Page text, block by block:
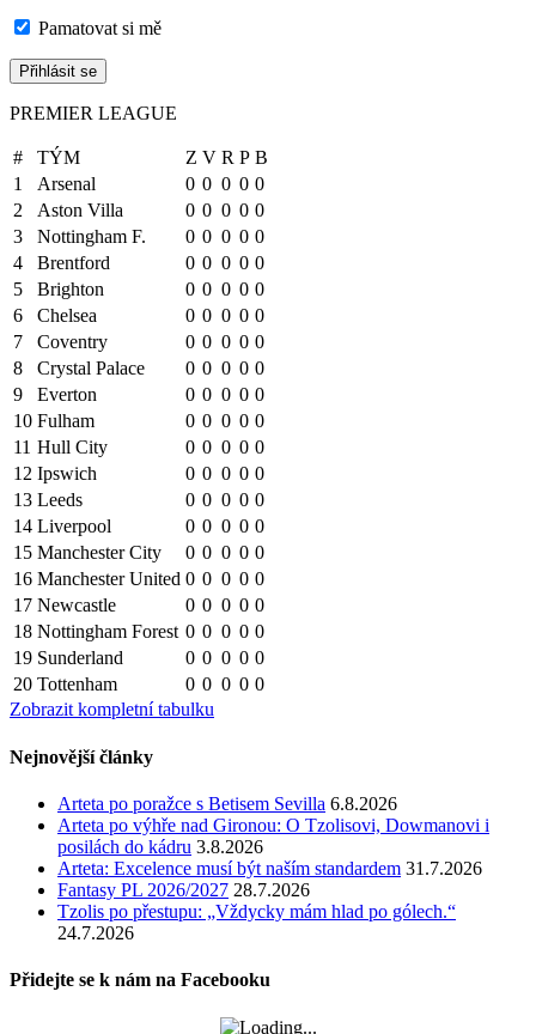
Pamatovat si mě
PREMIER LEAGUE
# TÝM Z V R P B
1
Arsenal 0 0 0 0 0
2
Aston Villa 0 0 0 0 0
3
Nottingham F. 0 0 0 0 0
4
Brentford 0 0 0 0 0
5
Brighton 0 0 0 0 0
6
Chelsea 0 0 0 0 0
7
Coventry 0 0 0 0 0
8
Crystal Palace 0 0 0 0 0
9
Everton 0 0 0 0 0
10 Fulham 0 0 0 0 0
11 Hull City 0 0 0 0 0
12 Ipswich 0 0 0 0 0
13 Leeds 0 0 0 0 0
14 Liverpool 0 0 0 0 0
15 Manchester City 0 0 0 0 0
16 Manchester United 0 0 0 0 0
17 Newcastle 0 0 0 0 0
18 Nottingham Forest 0 0 0 0 0
19 Sunderland 0 0 0 0 0
20 Tottenham 0 0 0 0 0
Zobrazit kompletní tabulku
Nejnovější články
Arteta po poražce s Betisem Sevilla 6.8.2026
Arteta po výhře nad Gironou: O Tzolisovi, Dowmanovi i
posilách do kádru 3.8.2026
Arteta: Excelence musí být naším standardem 31.7.2026
Fantasy PL 2026/2027 28.7.2026
Tzolis po přestupu: „Vždycky mám hlad po gólech.“
24.7.2026
Přidejte se k nám na Facebooku